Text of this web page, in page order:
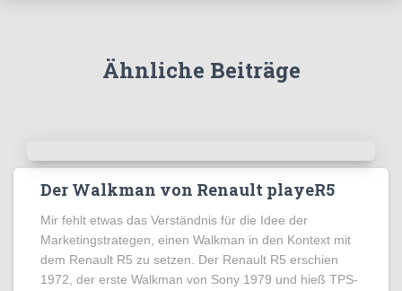
Ähnliche Beiträge
Der Walkman von Renault playeR5
Mir fehlt etwas das Verständnis für die Idee der
Marketingstrategen, einen Walkman in den Kontext mit
dem Renault R5 zu setzen. Der Renault R5 erschien
1972, der erste Walkman von Sony 1979 und hieß TPS-